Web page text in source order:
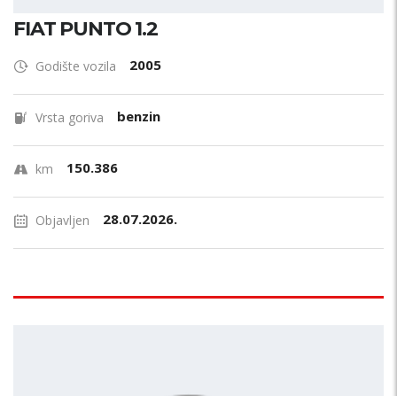
FIAT PUNTO 1.2
Godište vozila 2005
Vrsta goriva benzin
km 150.386
Objavljen 28.07.2026.